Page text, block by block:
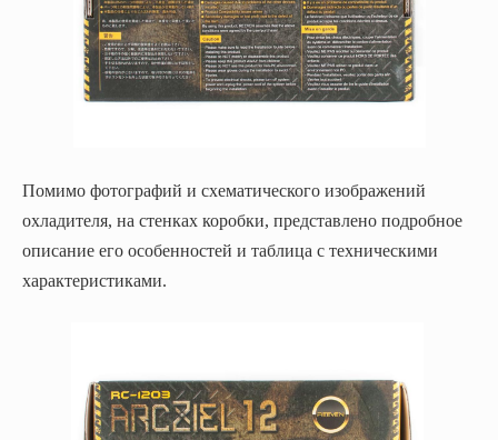
Помимо фотографий и схематического изображений
охладителя, на стенках коробки, представлено подробное
описание его особенностей и таблица с техническими
характеристиками.